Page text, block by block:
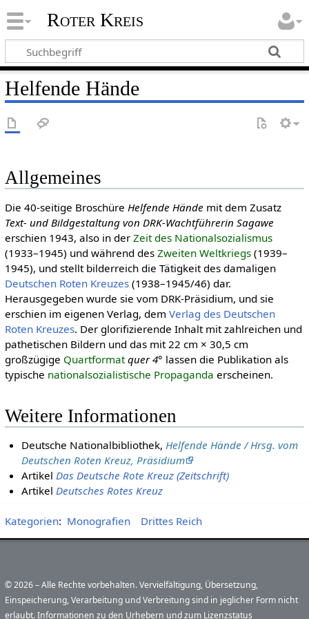
Roter Kreis
Helfende Hände
Allgemeines
Die 40-seitige Broschüre Helfende Hände mit dem Zusatz
Text- und Bildgestaltung von DRK-Wachtführerin Sagawe
erschien 1943, also in der Zeit des National­sozia­lis­mus
(1933–1945) und während des Zweiten Welt­kriegs(1939–
1945), und stellt bilderreich die Tätigkeit des damaligen
Deut­schen Roten Kreu­zes(1938–1945/46) dar.
Herausgegeben wurde sie vom DRK-Präsidium, und sie
erschien im eigenen Verlag, dem Verlag des Deutschen
Roten Kreuzes. Der glorifizierende Inhalt mit zahlreichen und
pathetischen Bildern und das mit 22 cm × 30,5 cm
großzügige Quartformat quer 4° lassen die Publikation als
typische nationalsozialistische Propaganda erscheinen.
Weitere Informationen
Deutsche Nationalbibliothek,Helfende Hände / Hrsg. vom
Deutschen Roten Kreuz, Präsidium
ArtikelDas Deutsche Rote Kreuz (Zeitschrift)
ArtikelDeutsches Rotes Kreuz
Kategorien: Monografien Drittes Reich
© 2026 – Alle Rechte vorbehalten. Vervielfältigung, Übersetzung,
Einspeicherung, Verarbeitung und Verbreitung sind in jeglicher Form nicht
erlaubt. Informationen zu den Urhebern und zum Lizenzstatus